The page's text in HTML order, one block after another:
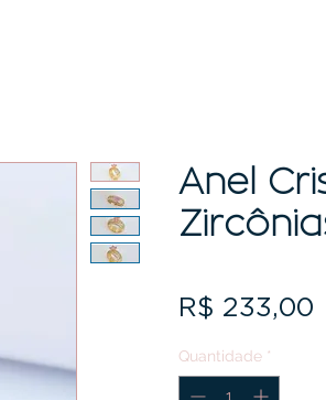
Anel
R$ 233,00
Quantidade *